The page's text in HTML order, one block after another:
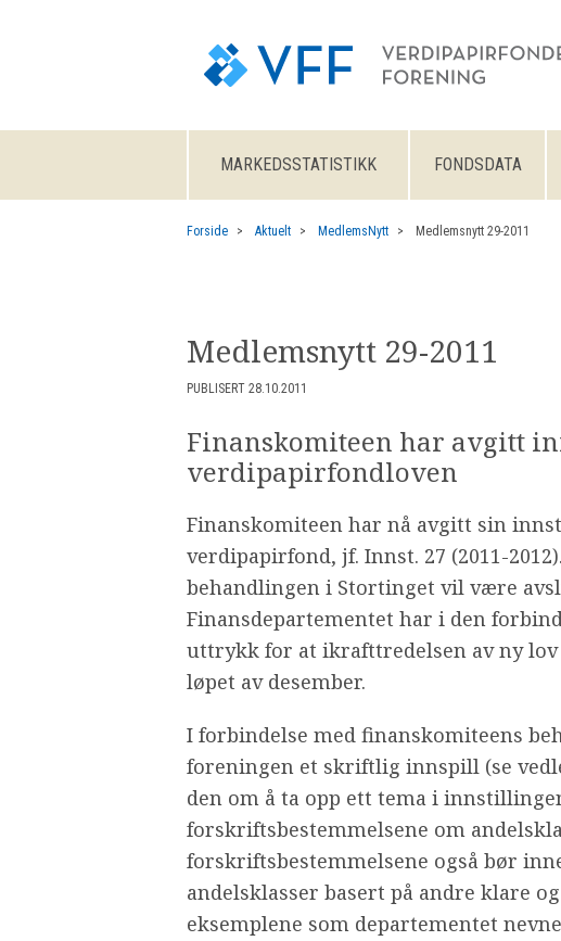
MARKEDSSTATISTIKK FONDSDATA
Forside Aktuelt MedlemsNytt Medlemsnytt 29-2011
Medlemsnytt 29-2011
PUBLISERT 28.10.2011
Finanskomiteen har avgitt
verdipapirfondloven
Finanskomiteen har nå avgitt sin
verdipapirfond, jf. Innst. 27 (2011-
behandlingen i Stortinget vil være
Finansdepartementet har i den
uttrykk for at ikrafttredelsen av ny
løpet av desember.
I forbindelse med finanskomiteens
foreningen et skriftlig innspill (se
den om å ta opp ett tema i
forskriftsbestemmelsene om
forskriftsbestemmelsene også bør
andelsklasser basert på andre klare
eksemplene som departementet